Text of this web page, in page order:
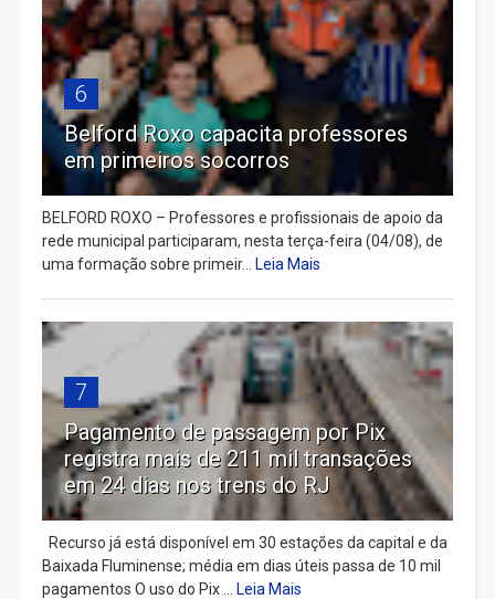
6
Belford Roxo capacita professores
em primeiros socorros
BELFORD ROXO – Professores e profissionais de apoio da
rede municipal participaram, nesta terça-feira (04/08), de
uma formação sobre primeir...
Leia Mais
7
Pagamento de passagem por Pix
registra mais de 211 mil transações
em 24 dias nos trens do RJ
Recurso já está disponível em 30 estações da capital e da
Baixada Fluminense; média em dias úteis passa de 10 mil
pagamentos O uso do Pix ...
Leia Mais